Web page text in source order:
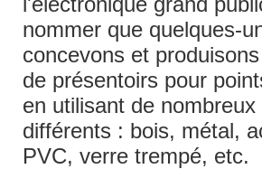
nommer que quelques-
concevons et
de présentoirs pour
en utilisant de
différents : bois, métal,
PVC, verre trempé, etc.